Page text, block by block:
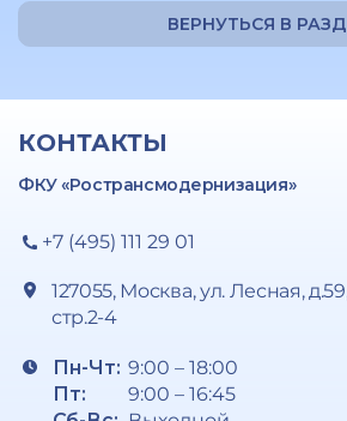
ВЕРНУТЬСЯ В
КОНТАКТЫ
ФКУ «Ространсмодернизация»
+7 (495) 111 29 01
127055, Москва, ул. Лесная,
стр.2-4
Пн-Чт:
Пт:
9:00 – 18:00
9:00 – 16:45